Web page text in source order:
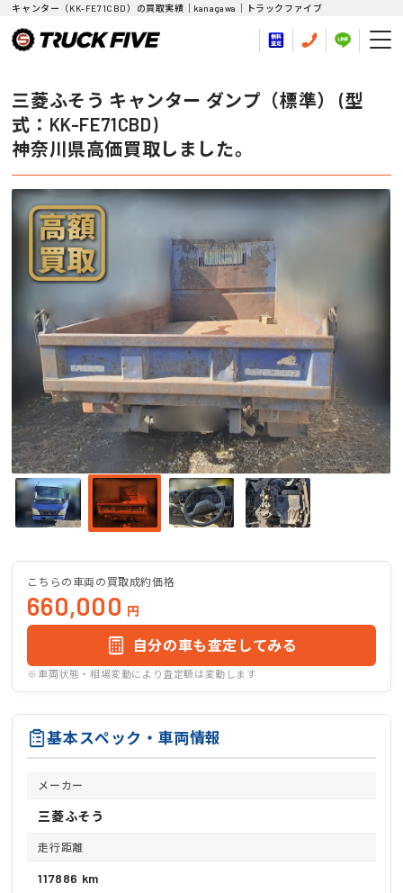
キャンター（KK-FE71CBD）の買取実績｜kanagawa｜トラックファイブ
三菱ふそう キャンター ダンプ（標準） (型
式：KK-FE71CBD)
神奈川県高価買取しました。
こちらの車両の買取成約価格
660,000 円
自分の車も査定してみる
※車両状態・相場変動により査定額は変動します
基本スペック・車両情報
メーカー
三菱ふそう
走行距離
117886 km